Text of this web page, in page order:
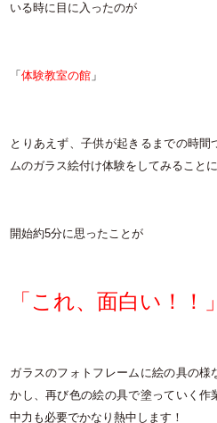
いる時に目に入ったのが
「体験教室の館 」
とりあえず、子供が起きるまでの時
ムのガラス絵付け体験をしてみることに
開始約5分に思ったことが
「これ、面白い！！」
ガラスのフォトフレームに絵の具の
かし、再び色の絵の具で塗っていく
中力も必要でかなり熱中します！